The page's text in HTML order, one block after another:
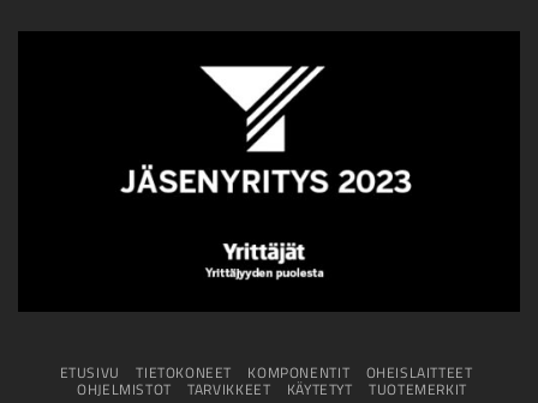
ETUSIVU TIETOKONEET KOMPONENTIT OHEISLAITTEET
OHJELMISTOT TARVIKKEET KÄYTETYT TUOTEMERKIT